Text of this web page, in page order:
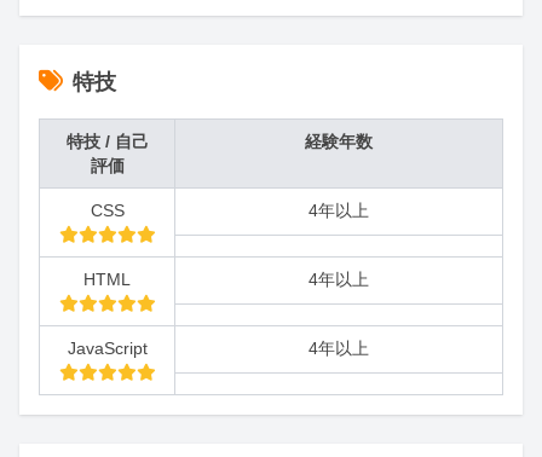
特技
特技 / 自己
評価
経験年数
CSS 4年以上
HTML 4年以上
JavaScript 4年以上